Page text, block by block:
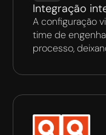
Integração
A configuração
time de
processo,